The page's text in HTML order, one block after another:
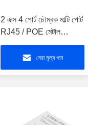
2 এক্স 4 পোর্ট চৌম্বক মাল্টি পোর্ট
RJ45 / POE মেটাল
সংযোগকারী RM4-
104ADV1Fসেরা মূল্য পান